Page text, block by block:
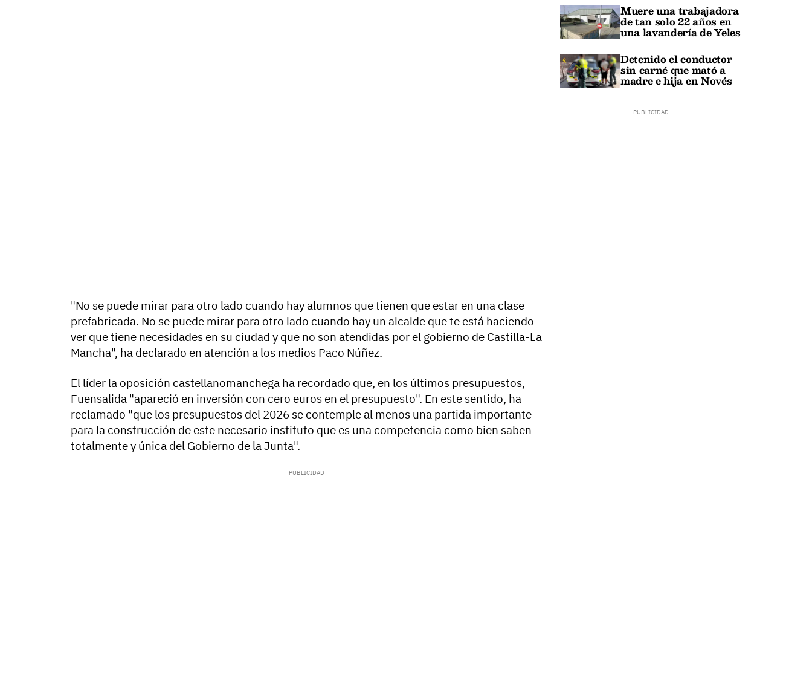
"No se puede mirar para otro lado cuando hay alumnos que tienen que estar en una clase
prefabricada. No se puede mirar para otro lado cuando hay un alcalde que te está haciendo
ver que tiene necesidades en su ciudad y que no son atendidas por el gobierno de Castilla-La
Mancha", ha declarado en atención a los medios Paco Núñez.
El líder la oposición castellanomanchega ha recordado que, en los últimos presupuestos,
Fuensalida "apareció en inversión con cero euros en el presupuesto". En este sentido, ha
reclamado "que los presupuestos del 2026 se contemple al menos una partida importante
para la construcción de este necesario instituto que es una competencia como bien saben
totalmente y única del Gobierno de la Junta".
Muere una trabajadora
de tan solo 22 años en
una lavandería de Yeles
Detenido el conductor
sin carné que mató a
madre e hija en Novés